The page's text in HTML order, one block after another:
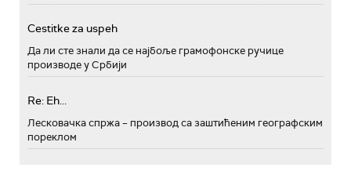
Cestitke za uspeh
Да ли сте знали да се најбоље грамофонске ручице
производе у Србији
Re: Eh...
Лесковачка спржа – производ са заштићеним географским
пореклом